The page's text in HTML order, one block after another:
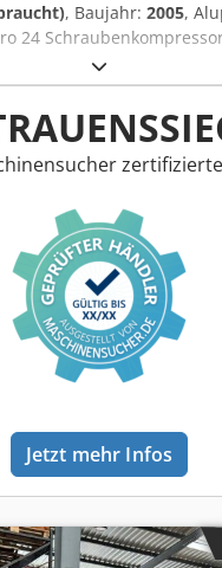
, Baujahr: 2005,
24
intern komplett verrohrte
einstufig
schallgedämpft,
Enddruck: 13,00bar
1,18 - 3,79m³/min
Jetzt mehr Infos